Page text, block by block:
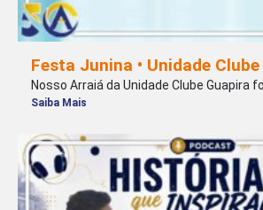
Festa Junina • Unidade
Nosso Arraiá da Unidade Clube Guapira
Saiba Mais